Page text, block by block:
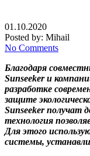
01.10.2020
Posted by: Mihail
No Comments
Благодаря
Sunseeker и
разработке
защите
Sunseeker получат
технология
Для этого
системы,